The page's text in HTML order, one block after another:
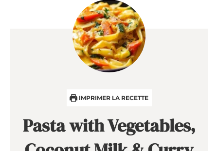
IMPRIMER LA RECETTE
Pasta with Vegetables,